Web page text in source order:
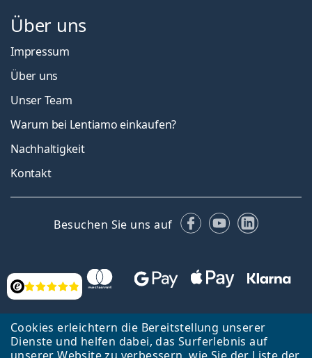
Cookies erleichtern die Bereitstellung unserer
Dienste und helfen dabei, das Surferlebnis auf
Bewertung
Über uns
Impressum
Über uns
Unser Team
Warum bei Lentiamo einkaufen?
Nachhaltigkeit
Kontakt
Besuchen Sie uns auf Facebook
YouTubeLinkedIn